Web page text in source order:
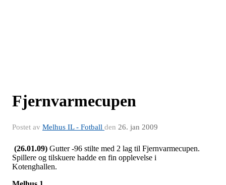
Fjernvarmecupen
Postet av Melhus IL - Fotball den 26. jan 2009
(26.01.09) Gutter -96 stilte med 2 lag til Fjernvarmecupen.
Spillere og tilskuere hadde en fin opplevelse i
Kotenghallen.